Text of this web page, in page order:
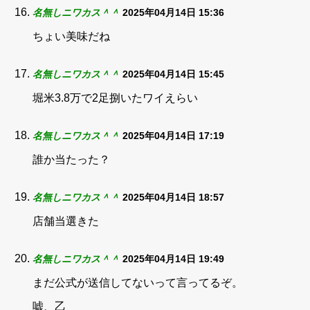
名無しニワカス＾＾ 2025年04月14日 15:36
ちょい美味だね
名無しニワカス＾＾ 2025年04月14日 15:45
堀米3.8万で2足捌いたワイえらい
名無しニワカス＾＾ 2025年04月14日 17:19
誰か当たった？
名無しニワカス＾＾ 2025年04月14日 18:57
店舗当選きた
名無しニワカス＾＾ 2025年04月14日 19:49
まだ公式が送信してないって言ってるぞ。
嘘、乙